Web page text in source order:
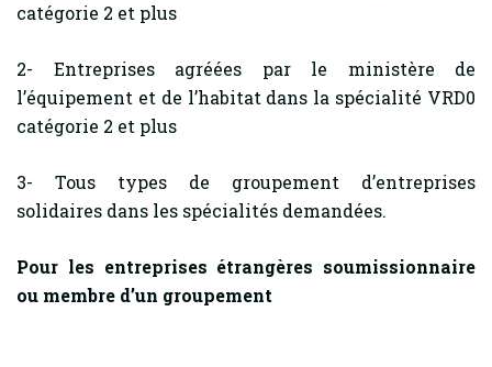
catégorie 2 et plus
2- Entreprises agréées par le ministère de
l’équipement et de l’habitat dans la spécialité VRD0
catégorie 2 et plus
3- Tous types de groupement d’entreprises
solidaires dans les spécialités demandées.
Pour les entreprises étrangères soumissionnaire
ou membre d’un groupement